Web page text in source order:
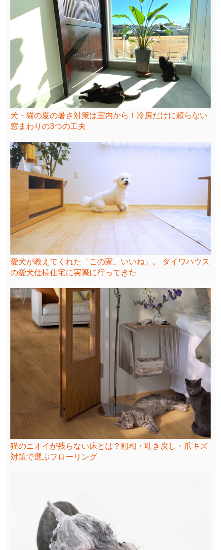
犬・猫の夏の暑さ対策は室内から！冷房だけに頼らない
窓まわりの3つの工夫
愛犬が教えてくれた「この家、いいね」。 ダイワハウス
の愛犬仕様住宅に実際に行ってきた
猫のニオイが残らない床とは？粗相・吐き戻し・爪キズ
対策で選ぶフローリング